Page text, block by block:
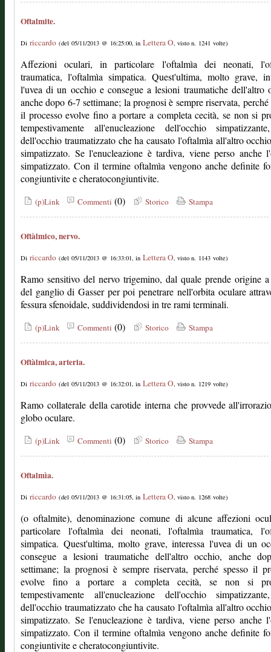
Oftalmite.
Di riccardo (del 05/11/2013 @ 16:25:00, in Lettera O, visto n. 1241 volte)
Affezioni oculari, in particolare l'oftalmìa dei neonati,
traumatica, l'oftalmìa simpatica. Quest'ultima, molto grave,
l'uvea di un occhio e consegue a lesioni traumatiche dell'altro
anche dopo 6-7 settimane; la prognosi è sempre riservata, perché
il processo evolve fino a portare a completa cecità, se non si
tempestivamente all'enucleazione dell'occhio
dell'occhio traumatizzato che ha causato l'oftalmìa all'altro
simpatizzato. Se l'enucleazione è tardiva, viene perso anche
simpatizzato. Con il termine oftalmìa vengono anche definite
congiuntivite e cheratocongiuntivite.
(p)Link Commenti (0) Storico Stampa
Oftàlmico, nervo.
Di riccardo (del 05/11/2013 @ 16:33:01, in Lettera O, visto n. 1143 volte)
Ramo sensitivo del nervo trigemino, dal quale prende origine
del ganglio di Gasser per poi penetrare nell'orbita oculare
fessura sfenoidale, suddividendosi in tre rami terminali.
(p)Link Commenti (0) Storico Stampa
Oftàlmica, arteria.
Di riccardo (del 05/11/2013 @ 16:32:01, in Lettera O, visto n. 1219 volte)
Ramo collaterale della carotide interna che provvede
globo oculare.
(p)Link Commenti (0) Storico Stampa
Oftalmìa.
Di riccardo (del 05/11/2013 @ 16:31:05, in Lettera O, visto n. 1268 volte)
(o oftalmite), denominazione comune di alcune affezioni
particolare l'oftalmìa dei neonati, l'oftalmìa traumatica,
simpatica. Quest'ultima, molto grave, interessa l'uvea di un
consegue a lesioni traumatiche dell'altro occhio, anche
settimane; la prognosi è sempre riservata, perché spesso il
evolve fino a portare a completa cecità, se non si
tempestivamente all'enucleazione dell'occhio
dell'occhio traumatizzato che ha causato l'oftalmìa all'altro
simpatizzato. Se l'enucleazione è tardiva, viene perso anche
simpatizzato. Con il termine oftalmìa vengono anche definite
congiuntivite e cheratocongiuntivite.